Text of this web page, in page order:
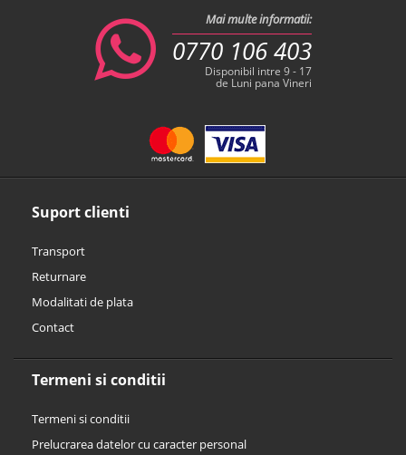
Suport clienti
Transport
Returnare
Modalitati de plata
Contact
Termeni si conditii
Termeni si conditii
Prelucrarea datelor cu caracter personal
Mai multe informatii:
0770 106 403
Disponibil intre 9 - 17
de Luni pana Vineri